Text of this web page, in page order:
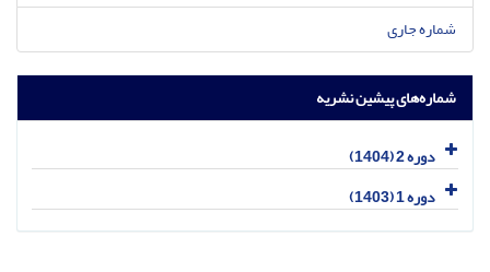
شماره جاری
شماره‌های پیشین نشریه
دوره 2 (1404)
دوره 1 (1403)